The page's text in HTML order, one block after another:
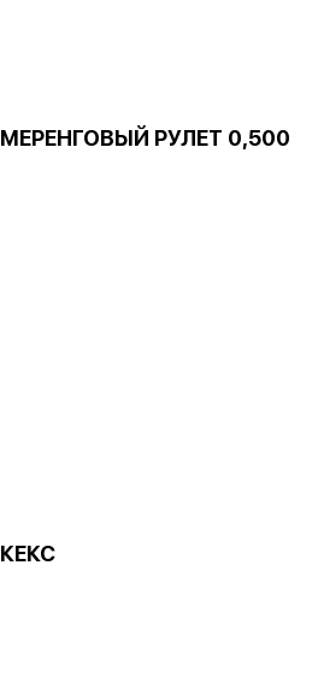
МЕРЕНГОВЫЙ РУЛЕТ 0,500
КЕКС